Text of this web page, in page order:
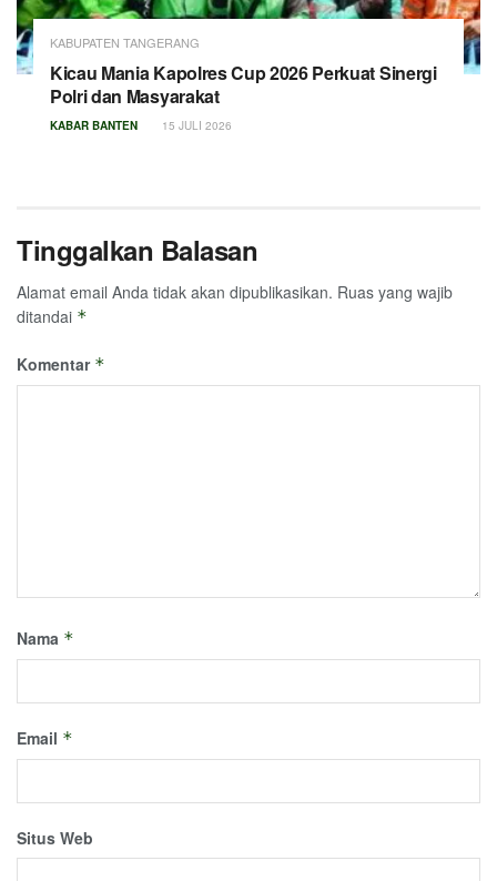
KABUPATEN TANGERANG
Kicau Mania Kapolres Cup 2026 Perkuat Sinergi
Polri dan Masyarakat
KABAR BANTEN 15 JULI 2026
Tinggalkan Balasan
Alamat email Anda tidak akan dipublikasikan. Ruas yang wajib
ditandai *
Komentar *
Nama *
Email *
Situs Web